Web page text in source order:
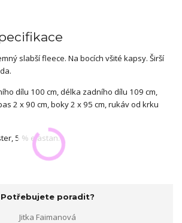
slabší fleece. Na bocích všité kapsy. Širší
dílu 100 cm, délka zadního dílu 109 cm,
2 x 90 cm, boky 2 x 95 cm, rukáv od krku
5 % elastan.
Potřebujete poradit?
Jitka Faimanová